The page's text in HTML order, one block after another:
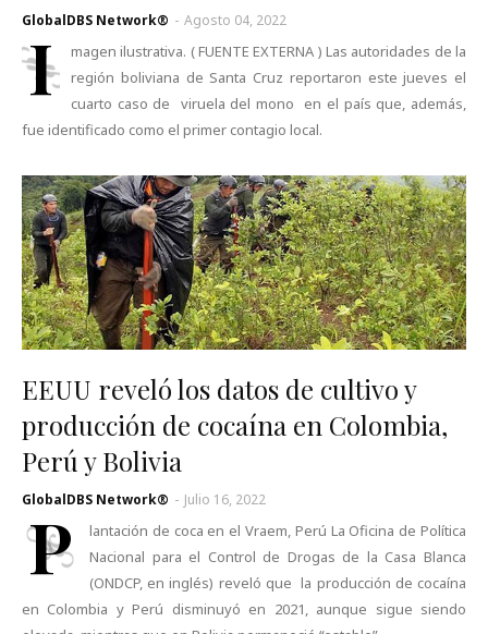
GlobalDBS Network® - Agosto 04, 2022
I
magen ilustrativa. ( FUENTE EXTERNA ) Las autoridades de la
región boliviana de Santa Cruz reportaron este jueves el
cuarto caso de viruela del mono en el país que, además,
fue identificado como el primer contagio local.
EEUU reveló los datos de cultivo y
producción de cocaína en Colombia,
Perú y Bolivia
GlobalDBS Network® - Julio 16, 2022
P
lantación de coca en el Vraem, Perú La Oficina de Política
Nacional para el Control de Drogas de la Casa Blanca
(ONDCP, en inglés) reveló que la producción de cocaína
en Colombia y Perú disminuyó en 2021, aunque sigue siendo